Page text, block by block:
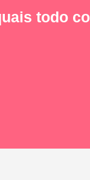
todo